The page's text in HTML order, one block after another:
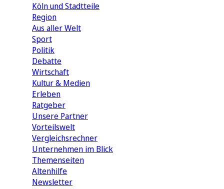
Köln und Stadtteile
Region
Aus aller Welt
Sport
Politik
Debatte
Wirtschaft
Kultur & Medien
Erleben
Ratgeber
Unsere Partner
Vorteilswelt
Vergleichsrechner
Unternehmen im Blick
Themenseiten
Altenhilfe
Newsletter